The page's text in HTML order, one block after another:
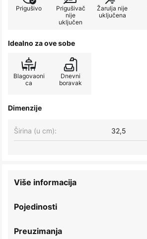
Prigušivo
Prigušivač
nije
uključen
Žarulja nije
uključena
Idealno za ove sobe
Blagovaoni
ca
Dnevni
boravak
Dimenzije
Širina (u cm): 32,5
Pojedinosti
Više informacija
Preuzimanja